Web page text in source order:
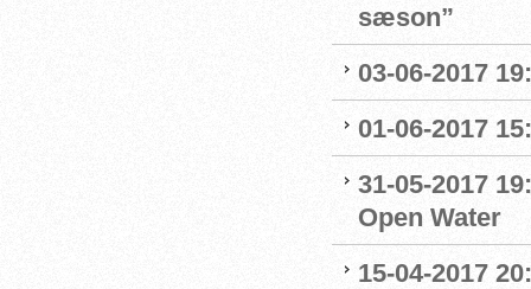
sæson”
03-06-2017
01-06-2017
31-05-2017
Open Water
15-04-2017